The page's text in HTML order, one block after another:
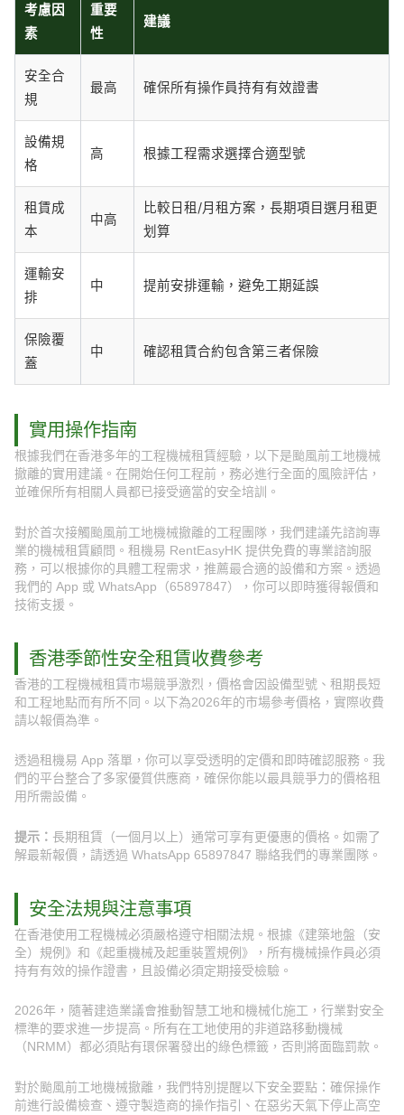
考慮因
素
重要
性
建議
安全合
規
最高 確保所有操作員持有有效證書
設備規
格
高 根據工程需求選擇合適型號
租賃成
本
中高
比較日租/月租方案，長期項目選月租更
划算
運輸安
排
中 提前安排運輸，避免工期延誤
保險覆
蓋
中 確認租賃合約包含第三者保險
實用操作指南
根據我們在香港多年的工程機械租賃經驗，以下是颱風前工地機械
撤離的實用建議。在開始任何工程前，務必進行全面的風險評估，
並確保所有相關人員都已接受適當的安全培訓。
對於首次接觸颱風前工地機械撤離的工程團隊，我們建議先諮詢專
業的機械租賃顧問。租機易 RentEasyHK 提供免費的專業諮詢服
務，可以根據你的具體工程需求，推薦最合適的設備和方案。透過
我們的 App 或 WhatsApp（65897847），你可以即時獲得報價和
技術支援。
香港季節性安全租賃收費參考
香港的工程機械租賃市場競爭激烈，價格會因設備型號、租期長短
和工程地點而有所不同。以下為2026年的市場參考價格，實際收費
請以報價為準。
透過租機易 App 落單，你可以享受透明的定價和即時確認服務。我
們的平台整合了多家優質供應商，確保你能以最具競爭力的價格租
用所需設備。
提示： 長期租賃（一個月以上）通常可享有更優惠的價格。如需了
解最新報價，請透過 WhatsApp 65897847 聯絡我們的專業團隊。
安全法規與注意事項
在香港使用工程機械必須嚴格遵守相關法規。根據《建築地盤（安
全）規例》和《起重機械及起重裝置規例》，所有機械操作員必須
持有有效的操作證書，且設備必須定期接受檢驗。
2026年，隨著建造業議會推動智慧工地和機械化施工，行業對安全
標準的要求進一步提高。所有在工地使用的非道路移動機械
（NRMM）都必須貼有環保署發出的綠色標籤，否則將面臨罰款。
對於颱風前工地機械撤離，我們特別提醒以下安全要點：確保操作
前進行設備檢查、遵守製造商的操作指引、在惡劣天氣下停止高空